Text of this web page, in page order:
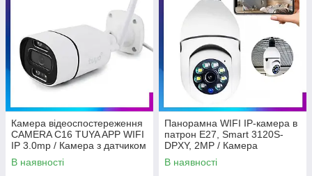
Камера відеоспостереження
CAMERA C16 TUYA APP WIFI
IP 3.0mp / Камера з датчиком
руху
В наявності
Панорамна WIFI IP-камера в
патрон Е27, Smart 3120S-
DPXY, 2MP / Камера
відеоспостереження з
датчиком руху
В наявності